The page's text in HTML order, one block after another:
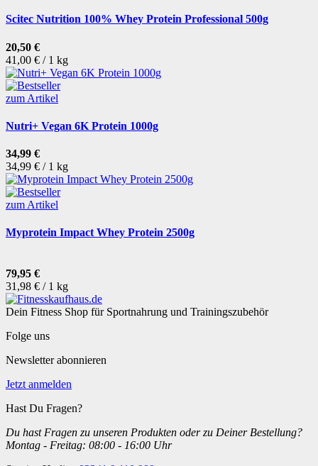
Scitec Nutrition 100% Whey Protein Professional 500g
20,50 €
41,00 € / 1 kg
zum Artikel
Nutri+ Vegan 6K Protein 1000g
34,99 €
34,99 € / 1 kg
zum Artikel
Myprotein Impact Whey Protein 2500g
79,95 €
31,98 € / 1 kg
Dein Fitness Shop für Sportnahrung und Trainingszubehör
Folge uns
Newsletter abonnieren
Jetzt anmelden
Hast Du Fragen?
Du hast Fragen zu unseren Produkten oder zu Deiner Bestellung?
Montag - Freitag: 08:00 - 16:00 Uhr